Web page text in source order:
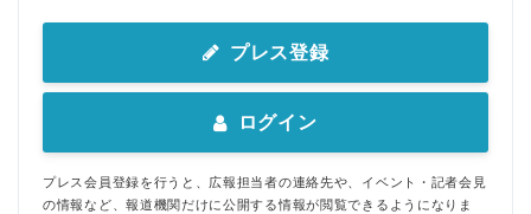
プレス登録
ログイン
プレス会員登録を行うと、広報担当者の連絡先や、イベント・記者会見
の情報など、報道機関だけに公開する情報が閲覧できるようになりま